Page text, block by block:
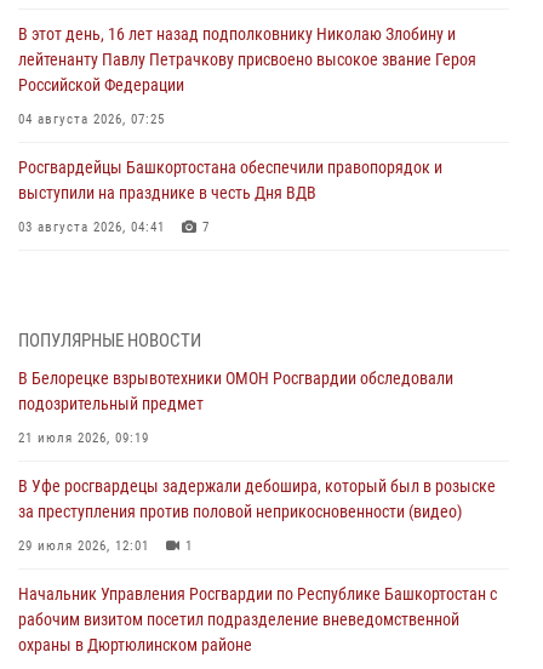
В этот день, 16 лет назад подполковнику Николаю Злобину и
лейтенанту Павлу Петрачкову присвоено высокое звание Героя
Российской Федерации
04 августа 2026, 07:25
Росгвардейцы Башкортостана обеспечили правопорядок и
выступили на празднике в честь Дня ВДВ
03 августа 2026, 04:41 7
03 августа 2026, 04:30 8
В Башкирии росгвардейцы провели волейбольный турнир на
открытом воздухе
03 августа 2026, 04:29
В Уфе росгвардейцы по горячим следам задержали
подозреваемого в открытом хищении из аптеки (видео)
03 августа 2026, 04:15
Начальник отделения учёта и комплектования Росгвардии
Башкортостана ответил на вопросы граждан
30 июля 2026, 12:54
ПОПУЛЯРНЫЕ НОВОСТИ
В Белорецке взрывотехники ОМОН Росгвардии обследовали
подозрительный предмет
21 июля 2026, 09:19
В Уфе росгвардецы задержали дебошира, который был в розыске
за преступления против половой неприкосновенности (видео)
29 июля 2026, 12:01 1
Начальник Управления Росгвардии по Республике Башкортостан с
рабочим визитом посетил подразделение вневедомственной
охраны в Дюртюлинском районе